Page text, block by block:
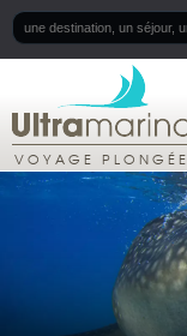
VOYAGE PLONGÉE